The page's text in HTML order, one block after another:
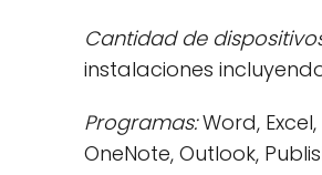
Cantidad de
instalaciones
Programas:Word,
OneNote, Outlook,